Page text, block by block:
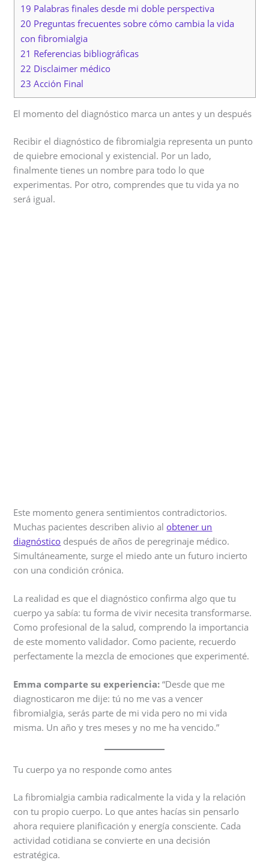
19 Palabras finales desde mi doble perspectiva
20 Preguntas frecuentes sobre cómo cambia la vida
con fibromialgia
21 Referencias bibliográficas
22 Disclaimer médico
23 Acción Final
El momento del diagnóstico marca un antes y un después
Recibir el diagnóstico de fibromialgia representa un punto
de quiebre emocional y existencial. Por un lado,
finalmente tienes un nombre para todo lo que
experimentas. Por otro, comprendes que tu vida ya no
será igual.
Este momento genera sentimientos contradictorios.
Muchas pacientes describen alivio al obtener un
diagnóstico después de años de peregrinaje médico.
Simultáneamente, surge el miedo ante un futuro incierto
con una condición crónica.
La realidad es que el diagnóstico confirma algo que tu
cuerpo ya sabía: tu forma de vivir necesita transformarse.
Como profesional de la salud, comprendo la importancia
de este momento validador. Como paciente, recuerdo
perfectamente la mezcla de emociones que experimenté.
Emma comparte su experiencia: “Desde que me
diagnosticaron me dije: tú no me vas a vencer
fibromialgia, serás parte de mi vida pero no mi vida
misma. Un año y tres meses y no me ha vencido.”
Tu cuerpo ya no responde como antes
La fibromialgia cambia radicalmente la vida y la relación
con tu propio cuerpo. Lo que antes hacías sin pensarlo
ahora requiere planificación y energía consciente. Cada
actividad cotidiana se convierte en una decisión
estratégica.